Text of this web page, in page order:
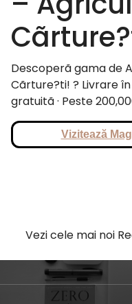
Descoperã gama de
Cãrture?ti! ? Livrare
gratuitã · Peste
Vizitează
Vezi cele mai noi